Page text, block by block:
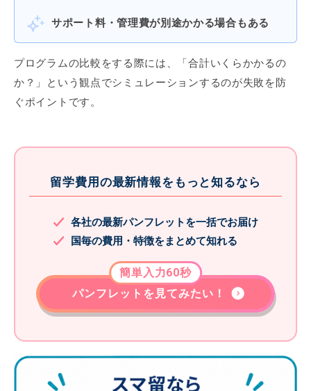
サポート料・管理費が別途かかる場合もある
プログラムの比較をする際には、「合計いくらかかるの
か？」という観点でシミュレーションするのが失敗を防
ぐポイントです。
留学費用の最新情報をもっと知るなら
各社の最新パンフレットを一括でお届け
国毎の費用・特徴をまとめて知れる
パンフレットを見てみたい！
簡単入力60秒